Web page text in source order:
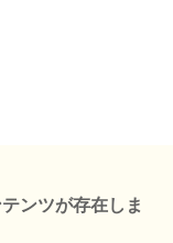
ンツが存在しま